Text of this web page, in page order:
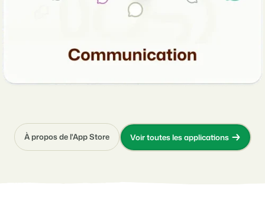
Voir toutes les applications
À propos de l'App Store